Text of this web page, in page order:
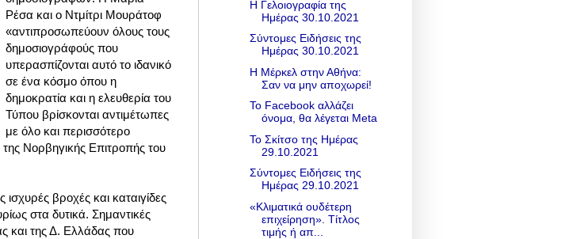
Ρέσα και ο Ντμίτρι Μουράτοφ
«αντιπροσωπεύουν όλους τους
δημοσιογράφούς που
υπερασπίζονται αυτό το ιδανικό
σε ένα κόσμο όπου η
δημοκρατία και η ελευθερία του
Τύπου βρίσκονται αντιμέτωπες
με όλο και περισσότερο
Νορβηγικής Επιτροπής του
ισχυρές βροχές και καταιγίδες
στα δυτικά. Σημαντικές
και της Δ. Ελλάδας που
Η Γελοιογραφία της
Ημέρας 30.10.2021
Σύντομες Ειδήσεις της
Ημέρας 30.10.2021
Η Μέρκελ στην Αθήνα:
Σαν να μην αποχωρεί!
To Facebook αλλάζει
όνομα, θα λέγεται Meta
Το Σκίτσο της Ημέρας
29.10.2021
Σύντομες Ειδήσεις της
Ημέρας 29.10.2021
«Κλιματικά ουδέτερη
επιχείρηση». Τίτλος
τιμής ή απ...